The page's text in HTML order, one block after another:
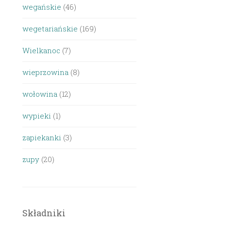
wegańskie (46)
wegetariańskie (169)
Wielkanoc (7)
wieprzowina (8)
wołowina (12)
wypieki (1)
zapiekanki (3)
zupy (20)
Składniki